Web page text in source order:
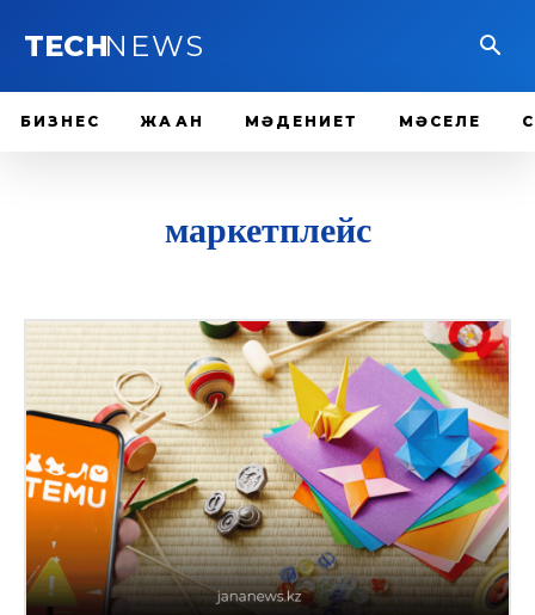
TECHNEWS
БИЗНЕС ЖАҺАН МӘДЕНИЕТ МӘСЕЛЕ
маркетплейс